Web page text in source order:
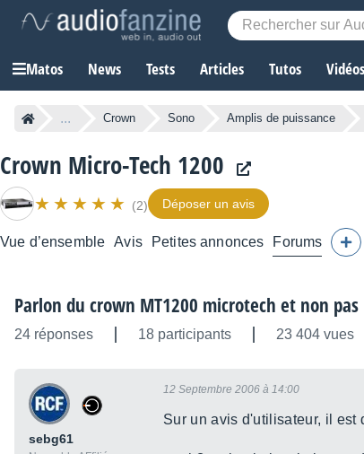
Matos News Tests Articles Tutos Vidéos
... Crown Sono Amplis de puissance
Crown Micro-Tech 1200
(2) Déposer un avis
Vue d’ensemble Avis Petites annonces Forums
Parlon du crown MT1200 microtech et non
24 réponses 18 participants 23 404 vues
sebg61
12 Septembre 2006 à 14:00
Sur un avis d'utilisateur, il est